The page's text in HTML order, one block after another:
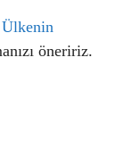
öneririz.